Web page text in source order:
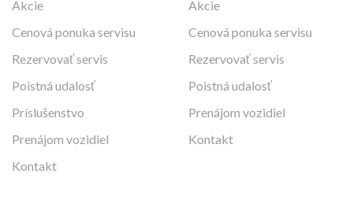
Akcie
Cenová ponuka servisu
Rezervovať servis
Poistná udalosť
Príslušenstvo
Prenájom vozidiel
Kontakt
Akcie
Cenová ponuka servisu
Rezervovať servis
Poistná udalosť
Prenájom vozidiel
Kontakt